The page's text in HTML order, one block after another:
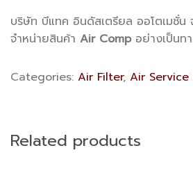
บริษัท บีแทค อินดัสเตรียล ออโตเมชั่น
จำหน่ายสินค้า Air Compอย่างเป็นทา
Categories: Air Filter, Air Service
Related products